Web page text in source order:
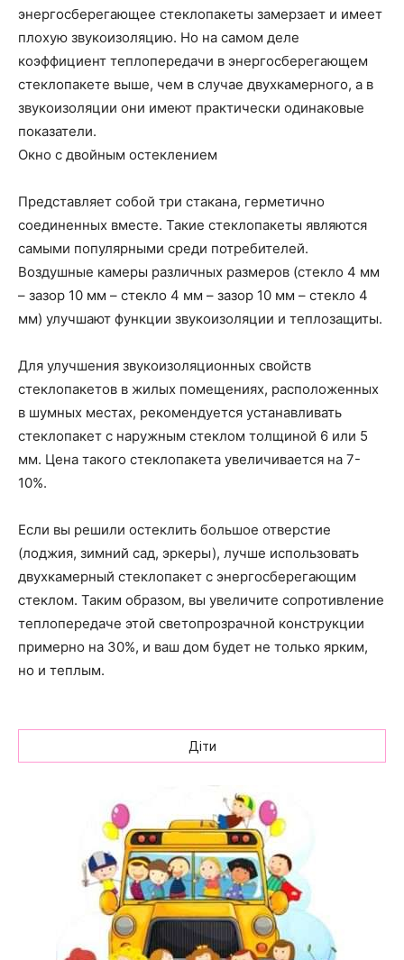
энергосберегающее стеклопакеты замерзает и имеет
плохую звукоизоляцию. Но на самом деле
коэффициент теплопередачи в энергосберегающем
стеклопакете выше, чем в случае двухкамерного, а в
звукоизоляции они имеют практически одинаковые
показатели.
Окно с двойным остеклением
Представляет собой три стакана, герметично
соединенных вместе. Такие стеклопакеты являются
самыми популярными среди потребителей.
Воздушные камеры различных размеров (стекло 4 мм
– зазор 10 мм – стекло 4 мм – зазор 10 мм – стекло 4
мм) улучшают функции звукоизоляции и теплозащиты.
Для улучшения звукоизоляционных свойств
стеклопакетов в жилых помещениях, расположенных
в шумных местах, рекомендуется устанавливать
стеклопакет с наружным стеклом толщиной 6 или 5
мм. Цена такого стеклопакета увеличивается на 7-
10%.
Если вы решили остеклить большое отверстие
(лоджия, зимний сад, эркеры), лучше использовать
двухкамерный стеклопакет с энергосберегающим
стеклом. Таким образом, вы увеличите сопротивление
теплопередаче этой светопрозрачной конструкции
примерно на 30%, и ваш дом будет не только ярким,
но и теплым.
Діти